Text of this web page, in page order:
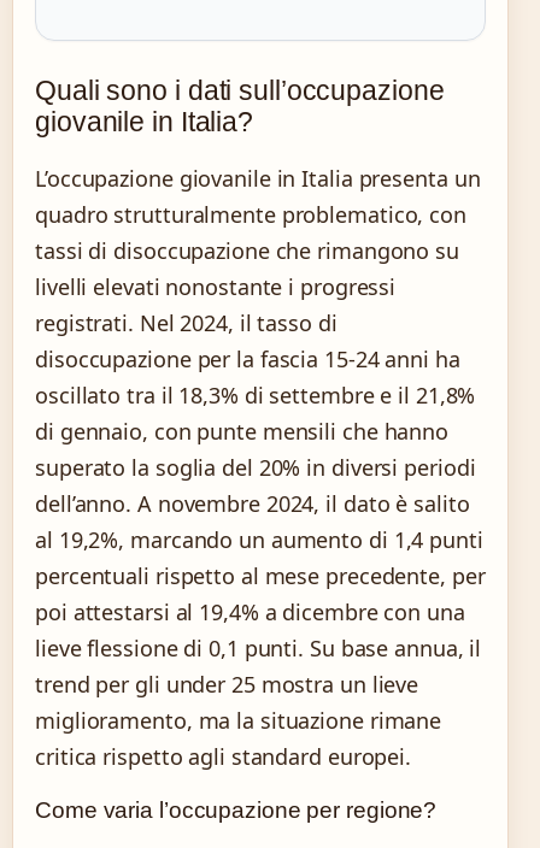
Quali sono i dati sull’occupazione
giovanile in Italia?
L’occupazione giovanile in Italia presenta un
quadro strutturalmente problematico, con
tassi di disoccupazione che rimangono su
livelli elevati nonostante i progressi
registrati. Nel 2024, il tasso di
disoccupazione per la fascia 15-24 anni ha
oscillato tra il 18,3% di settembre e il 21,8%
di gennaio, con punte mensili che hanno
superato la soglia del 20% in diversi periodi
dell’anno. A novembre 2024, il dato è salito
al 19,2%, marcando un aumento di 1,4 punti
percentuali rispetto al mese precedente, per
poi attestarsi al 19,4% a dicembre con una
lieve flessione di 0,1 punti. Su base annua, il
trend per gli under 25 mostra un lieve
miglioramento, ma la situazione rimane
critica rispetto agli standard europei.
Come varia l’occupazione per regione?